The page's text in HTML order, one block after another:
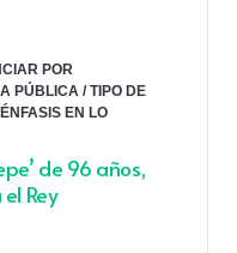
POR
PÚBLICA /TIPO DE
EN LO
de 96 años,
Rey